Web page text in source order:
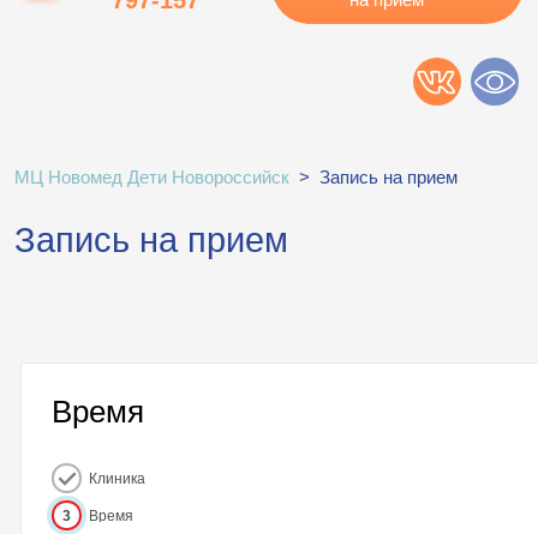
МЦ Новомед Дети Новороссийск > Запись на прием
Запись на прием
Время
Клиника
3 Время